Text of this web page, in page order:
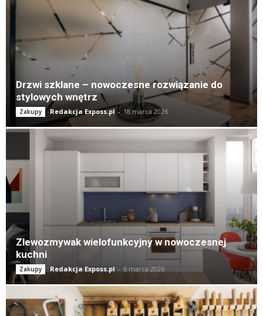
Drzwi szklane – nowoczesne rozwiązanie do
stylowych wnętrz
Zakupy Redakcja Exposs.pl - 18 marca 2026
Zlewozmywak wielofunkcyjny w nowoczesnej
kuchni
Zakupy Redakcja Exposs.pl - 6 marca 2026